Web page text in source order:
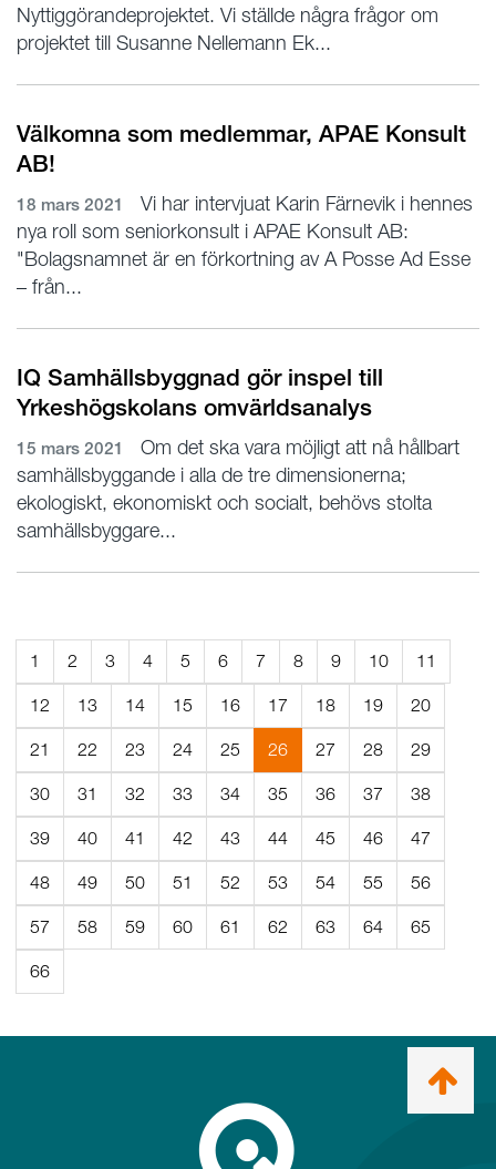
Nyttiggörandeprojektet. Vi ställde några frågor om
projektet till Susanne Nellemann Ek...
Välkomna som medlemmar, APAE Konsult
AB!
18 mars 2021
Vi har intervjuat Karin Färnevik i hennes
nya roll som seniorkonsult i APAE Konsult AB:
"Bolagsnamnet är en förkortning av A Posse Ad Esse
– från...
IQ Samhällsbyggnad gör inspel till
Yrkeshögskolans omvärldsanalys
15 mars 2021
Om det ska vara möjligt att nå hållbart
samhällsbyggande i alla de tre dimensionerna;
ekologiskt, ekonomiskt och socialt, behövs stolta
samhällsbyggare...
1 2 3 4 5 6 7 8 9 10 11
12 13 14 15 16 17 18 19 20
21 22 23 24 25 26(Aktuell
sida)
27 28 29
30 31 32 33 34 35 36 37 38
39 40 41 42 43 44 45 46 47
48 49 50 51 52 53 54 55 56
57 58 59 60 61 62 63 64 65
66
mig